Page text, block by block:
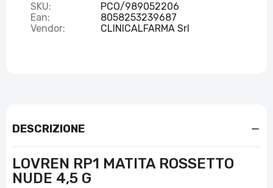
SKU:
PCO/989052206
Ean:
8058253239687
Vendor:
CLINICALFARMA Srl
DESCRIZIONE
LOVREN RP1 MATITA ROSSETTO
NUDE 4,5 G